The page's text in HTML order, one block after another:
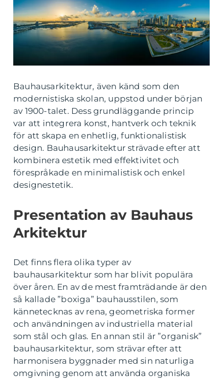
Bauhausarkitektur, även känd som den
modernistiska skolan, uppstod under början
av 1900-talet. Dess grundläggande princip
var att integrera konst, hantverk och teknik
för att skapa en enhetlig, funktionalistisk
design. Bauhausarkitektur strävade efter att
kombinera estetik med effektivitet och
förespråkade en minimalistisk och enkel
designestetik.
Presentation av Bauhaus
Arkitektur
Det finns flera olika typer av
bauhausarkitektur som har blivit populära
över åren. En av de mest framträdande är den
så kallade ”boxiga” bauhausstilen, som
kännetecknas av rena, geometriska former
och användningen av industriella material
som stål och glas. En annan stil är ”organisk”
bauhausarkitektur, som strävar efter att
harmonisera byggnader med sin naturliga
omgivning genom att använda organiska